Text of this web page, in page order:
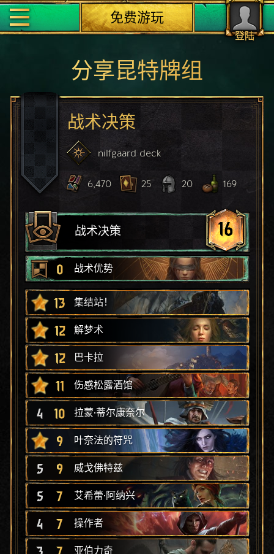
登陆
免费游玩
分享昆特牌组
战术决策
nilfgaard deck
6,470 25 20 169
战术决策 16
0 战术优势
13 集结站！
12 解梦术
12 巴卡拉
11 伤感松露酒馆
4 10 拉蒙·蒂尔康奈尔
9 叶奈法的符咒
5 9 威戈佛特兹
5 7 艾希蕾·阿纳兴
4 7 操作者
3 7 亚伯力奇